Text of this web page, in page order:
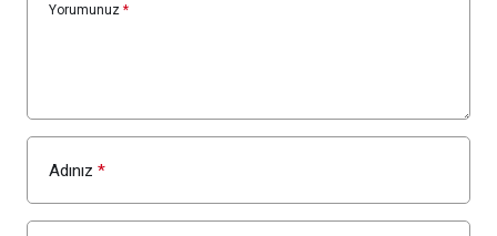
Yorumunuz *
Adınız *